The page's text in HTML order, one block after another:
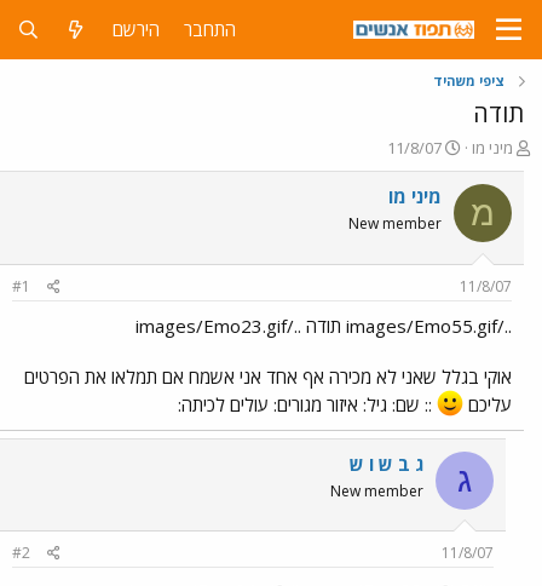
התחבר הירשם
ציפי משהיד
תודה
פ
ו
ת
ח
ה
ש
מיני מו
פ
ו
ר
ם
ר
ך
11/8/07
מ מיני מו
New member
11/8/07
#1
../images/Emo55.gif תודה ../images/Emo23.gif
אוקי בגלל שאני לא מכירה אף אחד אני אשמח אם תמלאו את הפרטים
עליכם
:: שם: גיל: איזור מגורים: עולים לכיתה:
ג ג ב ש ו ש
New member
11/8/07
#2